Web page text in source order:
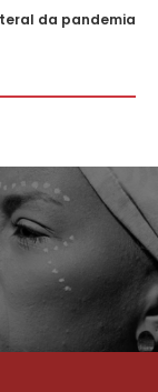
da pandemia